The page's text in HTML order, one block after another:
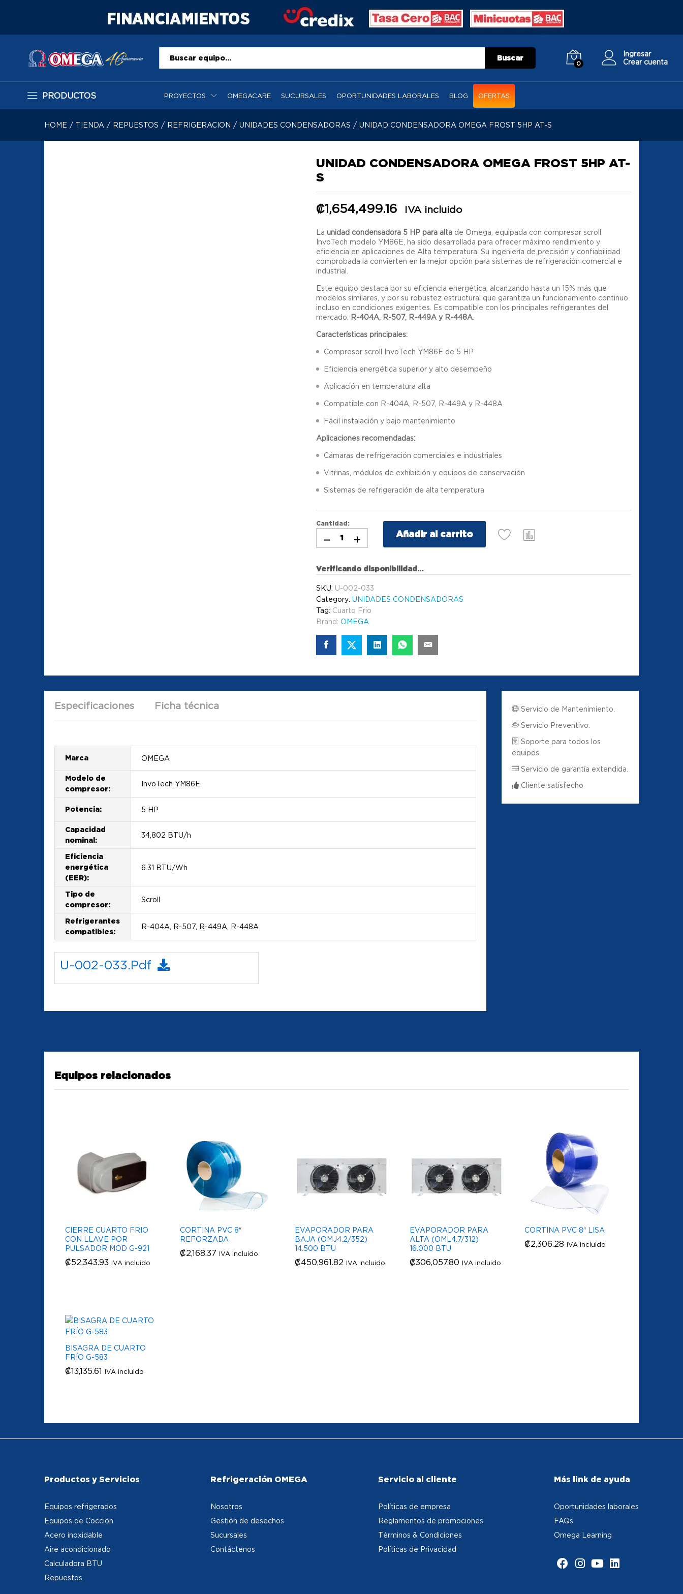
Todo Buscar
0
Ingresar
Crear cuenta
PRODUCTOS PROYECTOS OMEGACARE SUCURSALES OPORTUNIDADES LABORALES BLOG OFERTAS
HOME / TIENDA / REPUESTOS / REFRIGERACION / UNIDADES CONDENSADORAS / UNIDAD CONDENSADORA OMEGA FROST 5HP AT-S
UNIDAD CONDENSADORA OMEGA FROST 5HP AT-
S
₡1,654,499.16 IVA incluido
La unidad condensadora 5 HP para alta de Omega, equipada con compresor scroll
InvoTech modelo YM86E, ha sido desarrollada para ofrecer máximo rendimiento y
eficiencia en aplicaciones de Alta temperatura. Su ingeniería de precisión y confiabilidad
comprobada la convierten en la mejor opción para sistemas de refrigeración comercial e
industrial.
Este equipo destaca por su eficiencia energética, alcanzando hasta un 15% más que
modelos similares, y por su robustez estructural que garantiza un funcionamiento continuo
incluso en condiciones exigentes. Es compatible con los principales refrigerantes del
mercado: R-404A, R-507, R-449A y R-448A
Características principales:
Compresor scroll InvoTech YM86E de 5 HP
Eficiencia energética superior y alto desempeño
Aplicación en temperatura alta
Compatible con R-404A, R-507, R-449A y R-448A
Fácil instalación y bajo mantenimiento
Aplicaciones recomendadas:
Cámaras de refrigeración comerciales e industriales
Vitrinas, módulos de exhibición y equipos de conservación
Sistemas de refrigeración de alta temperatura
Cantidad:
Añadir al carrito
Verificando disponibilidad...
SKU: U-002-033
Category:UNIDADES CONDENSADORAS
Tag: Cuarto Frio
Brand:OMEGA
Especificaciones Ficha técnica
Marca OMEGA
Modelo de
compresor:
InvoTech YM86E
Potencia: 5 HP
Capacidad
nominal:
34,802 BTU/h
Eficiencia
energética
(EER):
6.31 BTU/Wh
Tipo de
compresor:
Scroll
Refrigerantes
compatibles:
R-404A, R-507, R-449A, R-448A
U-002-033.pdf
Servicio de Mantenimiento.
Servicio Preventivo.
Soporte para todos los
equipos.
Servicio de garantía extendida.
Cliente satisfecho
Equipos relacionados
CIERRE CUARTO FRIO
CON LLAVE POR
PULSADOR MOD G-921
₡52,343.93 IVA incluido
₡52,343.93
CORTINA PVC 8″
REFORZADA
₡2,168.37 IVA incluido
₡2,168.37
EVAPORADOR PARA
BAJA (OMJ4.2/352)
14.500 BTU
₡450,961.82 IVA incluido
₡450,961.82
EVAPORADOR PARA
ALTA (OML4.7/312)
16.000 BTU
₡306,057.80 IVA incluido
₡306,057.80
CORTINA PVC 8″ LISA
₡2,306.28 IVA incluido
₡2,306.28
BISAGRA DE CUARTO
FRÍO G-583
₡13,135.61 IVA incluido
₡13,135.61
Productos y Servicios
Equipos refrigerados
Equipos de Cocción
Acero inoxidable
Aire acondicionado
Calculadora BTU
Repuestos
Refrigeración OMEGA
Nosotros
Gestión de desechos
Sucursales
Contáctenos
Servicio al cliente
Políticas de empresa
Reglamentos de promociones
Términos & Condiciones
Políticas de Privacidad
Más link de ayuda
Oportunidades laborales
FAQs
Omega Learning